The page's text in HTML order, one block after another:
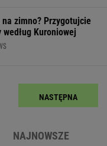
zimno? Przygotujcie
Kuroniowej
NASTĘPNA
NAJNOWSZE